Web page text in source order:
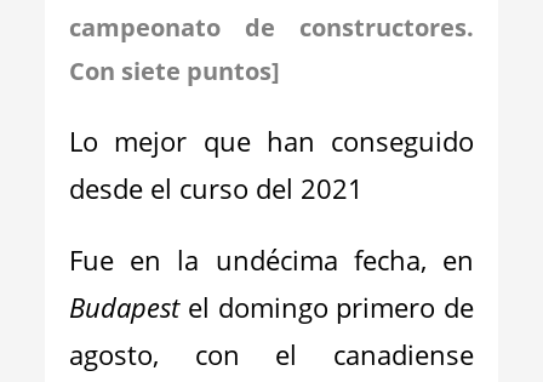
campeonato de constructores.
Con siete puntos]
Lo mejor que han conseguido
desde el curso del 2021
Fue en la undécima fecha, en
Budapestel domingo primero de
agosto, con el canadiense